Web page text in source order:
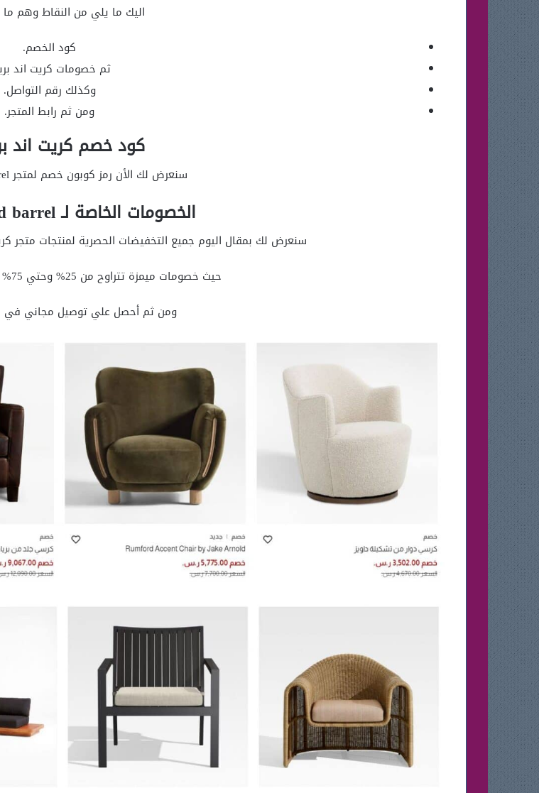
اليك ما يلي من النقاط وهم
كود الخصم.
ثم خصومات كريت اند
وكذلك رقم التواصل.
ومن ثم رابط المتجر.
كود خصم كريت اند
سنعرض لك الأن رمز كوبون خصم لمتجر Crate and barrel
الخصومات الخاصة لـ Crate and barrel
سنعرض لك بمقال اليوم جميع التخفيضات الحصرية لمنتجات متجر كريت اند بريل لعام
حيث خصومات ميمزة تتراوح من 25% وحتي 75% علي كل شئ بالمتجر.
ومن ثم أحصل علي توصيل مجاني في